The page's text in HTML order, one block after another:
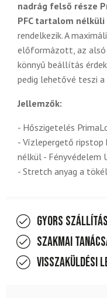
nadrág felső része
PFC tartalom
rendelkezik. A
előformázott, az alsó
könnyű beállítás
pedig lehetővé teszi
Jellemzők:
- Hőszigetelés
- Vízlepergető ripstop
nélkül - Fényvédelem
- Stretch anyag a
Gyors szállítás
Szakmai
Visszaküldési